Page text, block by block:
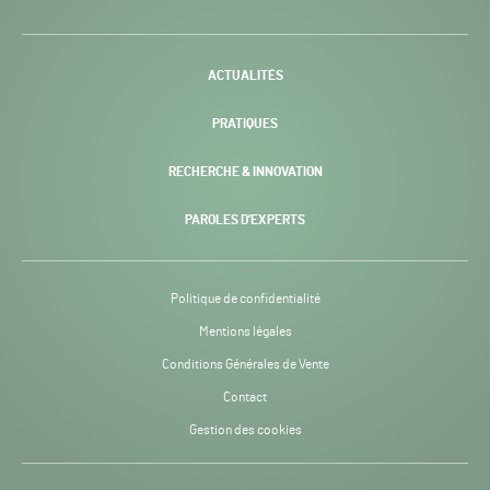
-
ACTUALITÉS
PRATIQUES
RECHERCHE & INNOVATION
PAROLES D’EXPERTS
Politique de confidentialité
Mentions légales
Conditions Générales de Vente
Contact
Gestion des cookies